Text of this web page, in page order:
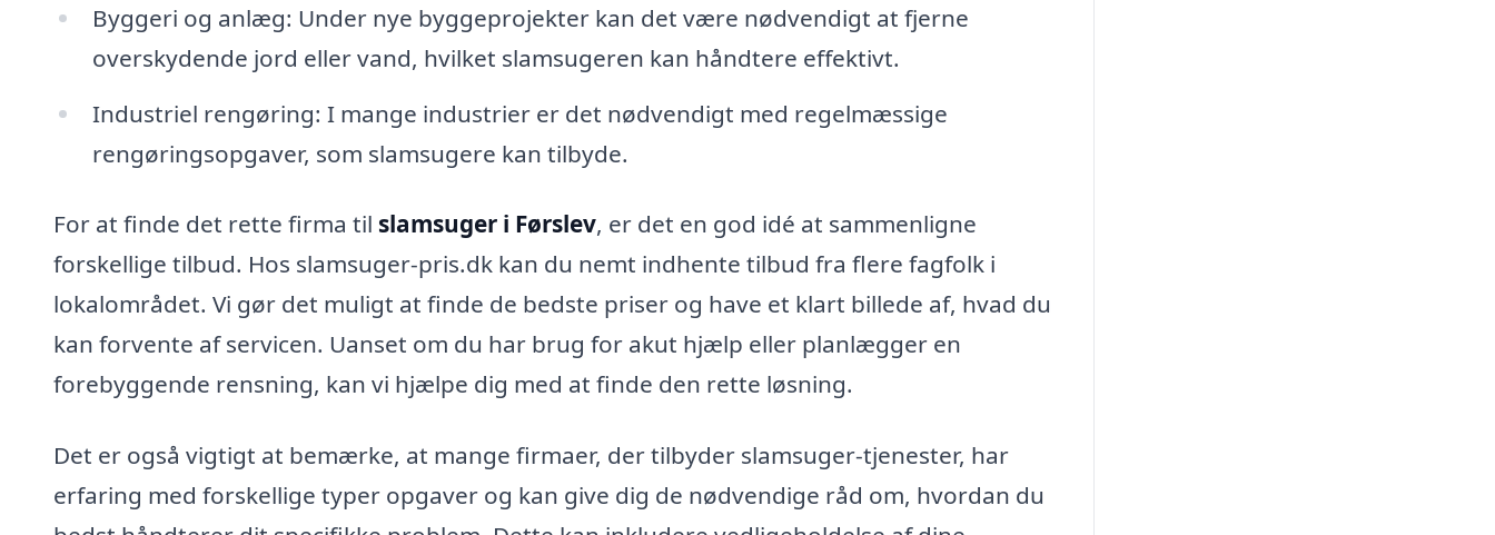
Byggeri og anlæg: Under nye byggeprojekter kan det være nødvendigt at fjerne
overskydende jord eller vand, hvilket slamsugeren kan håndtere effektivt.
Industriel rengøring: I mange industrier er det nødvendigt med regelmæssige
rengøringsopgaver, som slamsugere kan tilbyde.
For at finde det rette firma til slamsuger i Førslev, er det en god idé at sammenligne
forskellige tilbud. Hos slamsuger-pris.dk kan du nemt indhente tilbud fra flere fagfolk i
lokalområdet. Vi gør det muligt at finde de bedste priser og have et klart billede af, hvad du
kan forvente af servicen. Uanset om du har brug for akut hjælp eller planlægger en
forebyggende rensning, kan vi hjælpe dig med at finde den rette løsning.
Det er også vigtigt at bemærke, at mange firmaer, der tilbyder slamsuger-tjenester, har
erfaring med forskellige typer opgaver og kan give dig de nødvendige råd om, hvordan du